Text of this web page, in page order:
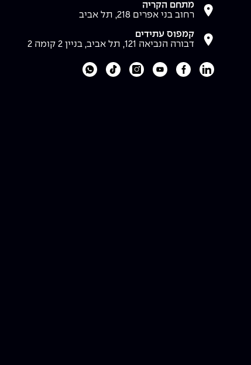
מתחם הקריה
רחוב בני אפרים 218, תל אביב
קמפוס עתידים
דבורה הנביאה 121, תל אביב, בניין 2 קומה 2
לעמוד הלינקדאין של מכללת אפקה
לעמוד הפייסבוק של מכללת אפקה
לעמוד היוטיוב של מכללת אפקה
לעמוד האינסטגרם של מכללת אפקה
לעמוד הטיקטוק של מכללת אפקה
לוואטסאפ של מכללת אפקה